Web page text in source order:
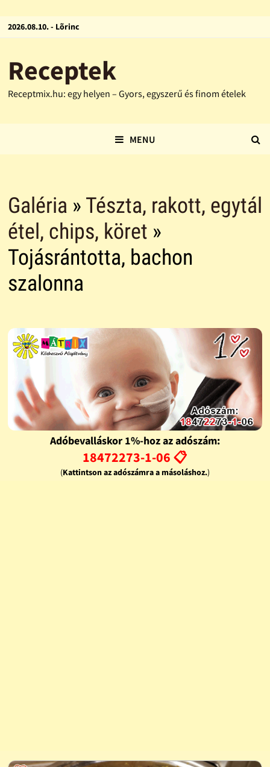
2026.08.10. - Lõrinc
Receptek
Receptmix.hu: egy helyen – Gyors, egyszerű és finom ételek
MENU
Galéria » Tészta, rakott, egytál
étel, chips, köret »
Tojásrántotta, bachon
szalonna
Adóbevalláskor 1%-hoz az adószám:
18472273-1-06 📋
(Kattintson az adószámra a másoláshoz.)